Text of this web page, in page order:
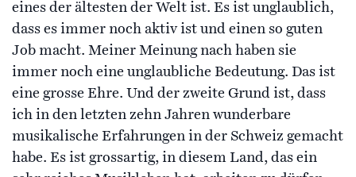
eines der ältesten der Welt ist. Es ist unglaublich,
dass es immer noch aktiv ist und einen so guten
Job macht. Meiner Meinung nach haben sie
immer noch eine unglaubliche Bedeutung. Das ist
eine grosse Ehre. Und der zweite Grund ist, dass
ich in den letzten zehn Jahren wunderbare
musikalische Erfahrungen in der Schweiz gemacht
habe. Es ist grossartig, in diesem Land, das ein